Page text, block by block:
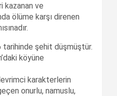
kazanan ve
ölüme karşı direnen
şehit düşmüştür.
köyüne
karakterlerin
onurlu, namuslu,